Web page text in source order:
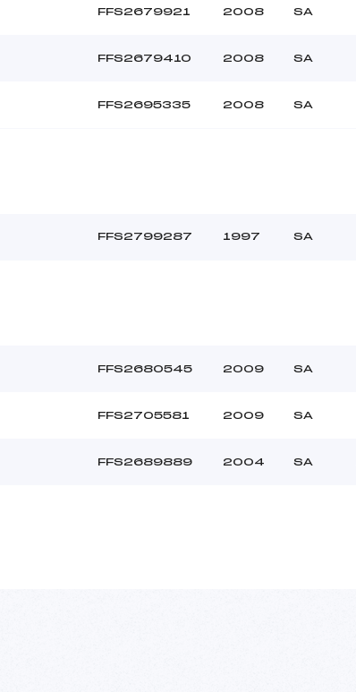
FFS2679921 2008 SA
FFS2679410 2008 SA
FFS2695335 2008 SA
FFS2799287 1997 SA
FFS2680545 2009 SA
FFS2705581 2009 SA
FFS2689889 2004 SA